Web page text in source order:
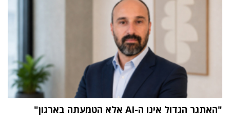
"האתגר הגדול אינו ה-AI אלא הטמעתה בארגון"